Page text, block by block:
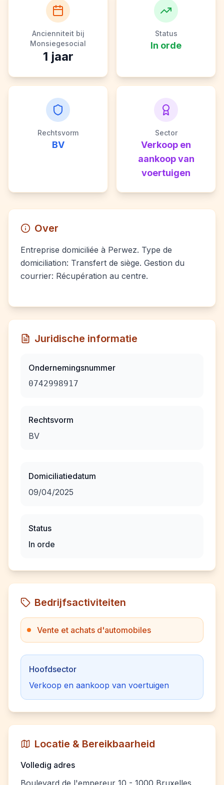
Ancienniteit bij
Monsiegesocial
1 jaar
Status
In orde
Rechtsvorm
BV
Sector
Verkoop en
aankoop van
voertuigen
Over
Entreprise domiciliée à Perwez. Type de
domiciliation: Transfert de siège. Gestion du
courrier: Récupération au centre.
Juridische informatie
Ondernemingsnummer
0742998917
Rechtsvorm
BV
Domiciliatiedatum
09/04/2025
Status
In orde
Bedrijfsactiviteiten
Vente et achats d'automobiles
Hoofdsector
Verkoop en aankoop van voertuigen
Locatie & Bereikbaarheid
Volledig adres
Boulevard de l'empereur 10 - 1000 Bruxelles